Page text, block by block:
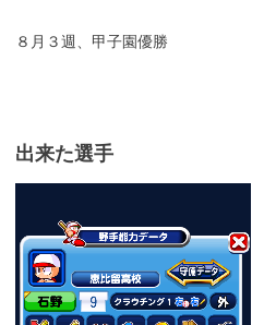
８月３週、甲子園優勝
出来た選手